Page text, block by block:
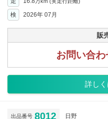
検
2026年 07月
販
お問い合わ
詳し
出品番号 8012 日野